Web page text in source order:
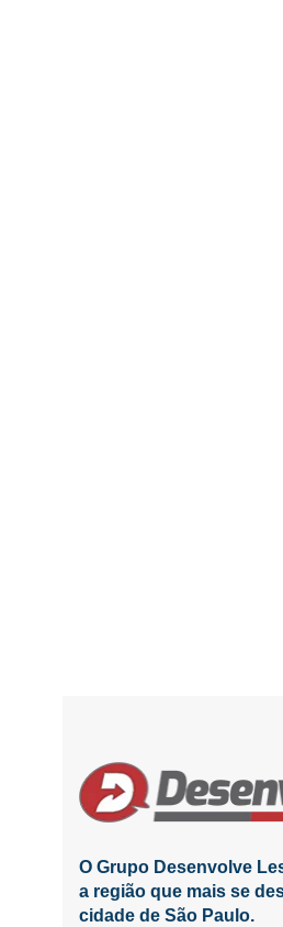
O Grupo Desenvolve
a região que mais se
cidade de São Paulo.